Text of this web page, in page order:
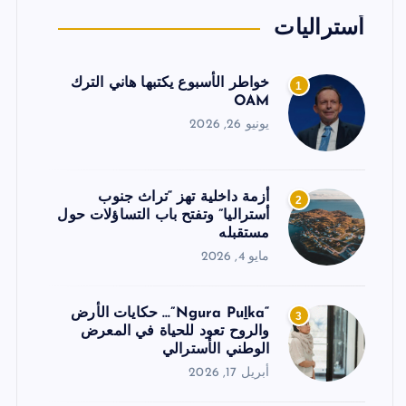
أستراليات
1
خواطر الأسبوع يكتبها هاني الترك
OAM
يونيو 26, 2026
2
أزمة داخلية تهز “تراث جنوب
أستراليا” وتفتح باب التساؤلات حول
مستقبله
مايو 4, 2026
3
“Ngura Puḻka”… حكايات الأرض
والروح تعود للحياة في المعرض
الوطني الأسترالي
أبريل 17, 2026